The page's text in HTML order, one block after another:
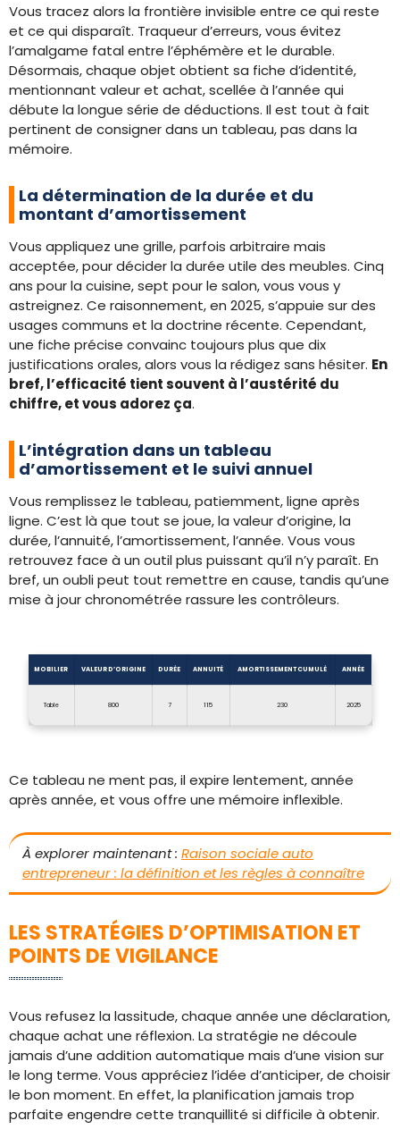
Vous tracez alors la frontière invisible entre ce qui reste
et ce qui disparaît. Traqueur d’erreurs, vous évitez
l’amalgame fatal entre l’éphémère et le durable.
Désormais, chaque objet obtient sa fiche d’identité,
mentionnant valeur et achat, scellée à l’année qui
débute la longue série de déductions. Il est tout à fait
pertinent de consigner dans un tableau, pas dans la
mémoire.
La détermination de la durée et du
montant d’amortissement
Vous appliquez une grille, parfois arbitraire mais
acceptée, pour décider la durée utile des meubles. Cinq
ans pour la cuisine, sept pour le salon, vous vous y
astreignez. Ce raisonnement, en 2025, s’appuie sur des
usages communs et la doctrine récente. Cependant,
une fiche précise convainc toujours plus que dix
justifications orales, alors vous la rédigez sans hésiter. En
bref, l’efficacité tient souvent à l’austérité du
chiffre, et vous adorez ça.
L’intégration dans un tableau
d’amortissement et le suivi annuel
Vous remplissez le tableau, patiemment, ligne après
ligne. C’est là que tout se joue, la valeur d’origine, la
durée, l’annuité, l’amortissement, l’année. Vous vous
retrouvez face à un outil plus puissant qu’il n’y paraît. En
bref, un oubli peut tout remettre en cause, tandis qu’une
mise à jour chronométrée rassure les contrôleurs.
MOBILIER VALEUR D’ORIGINE DURÉE ANNUITÉ AMORTISSEMENT CUMULÉ ANNÉE
Table 800 7 115 230 2025
Ce tableau ne ment pas, il expire lentement, année
après année, et vous offre une mémoire inflexible.
À explorer maintenant : Raison sociale auto
entrepreneur : la définition et les règles à connaître
LES STRATÉGIES D’OPTIMISATION ET
POINTS DE VIGILANCE
Vous refusez la lassitude, chaque année une déclaration,
chaque achat une réflexion. La stratégie ne découle
jamais d’une addition automatique mais d’une vision sur
le long terme. Vous appréciez l’idée d’anticiper, de choisir
le bon moment. En effet, la planification jamais trop
parfaite engendre cette tranquillité si difficile à obtenir.